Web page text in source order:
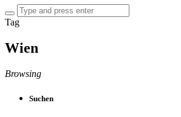
Tag
Wien
Browsing
Suchen